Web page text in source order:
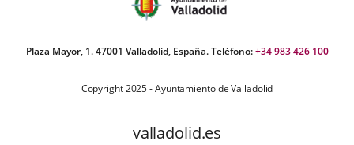
Plaza Mayor, 1. 47001 Valladolid, España. Teléfono:+34 983 426 100
Copyright 2025 - Ayuntamiento de Valladolid
valladolid.es